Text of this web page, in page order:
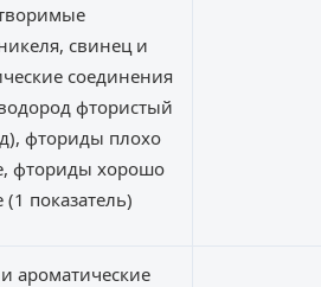
свинец и
соединения
фтористый
фториды плохо
фториды хорошо
показатель)
ароматические